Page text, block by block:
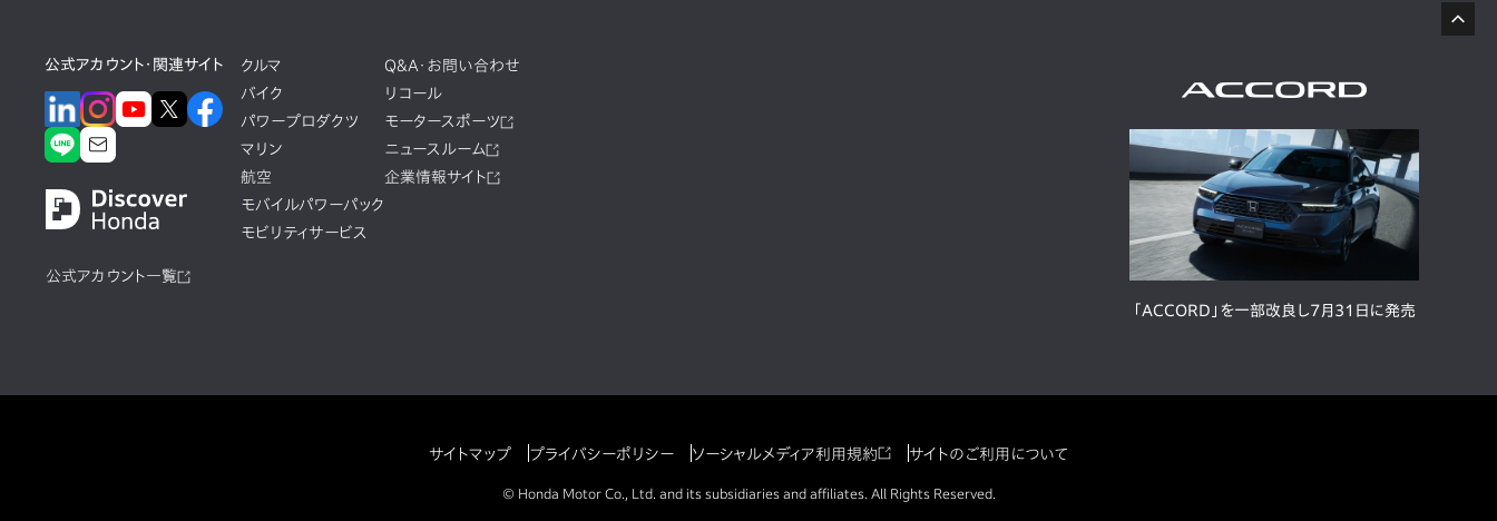
公式アカウント・関連サイト
公式アカウント一覧
クルマ
バイク
パワープロダクツ
マリン
航空
モバイルパワーパック
モビリティサービス
Q&A・お問い合わせ
リコール
モータースポーツ
ニュースルーム
企業情報サイト
「ACCORD」を一部改良し7月31日に発売
サイトマップ プライバシーポリシー ソーシャルメディア利用規約 サイトのご利用について
© Honda Motor Co., Ltd. and its subsidiaries and affiliates. All Rights Reserved.